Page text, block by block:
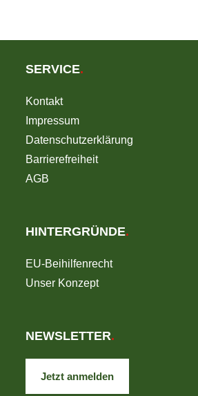
SERVICE.
Kontakt
Impressum
Datenschutzerklärung
Barrierefreiheit
AGB
HINTERGRÜNDE.
EU-Beihilfenrecht
Unser Konzept
NEWSLETTER.
Jetzt anmelden